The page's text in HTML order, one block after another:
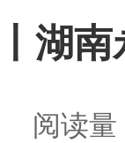
湖
阅读